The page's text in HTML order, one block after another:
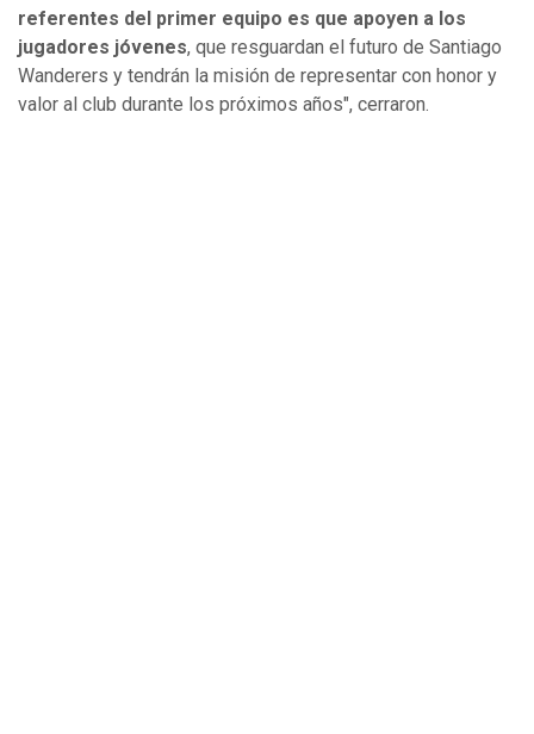
referentes del primer equipo es que apoyen a los
jugadores jóvenes, que resguardan el futuro de Santiago
Wanderers y tendrán la misión de representar con honor y
valor al club durante los próximos años", cerraron.